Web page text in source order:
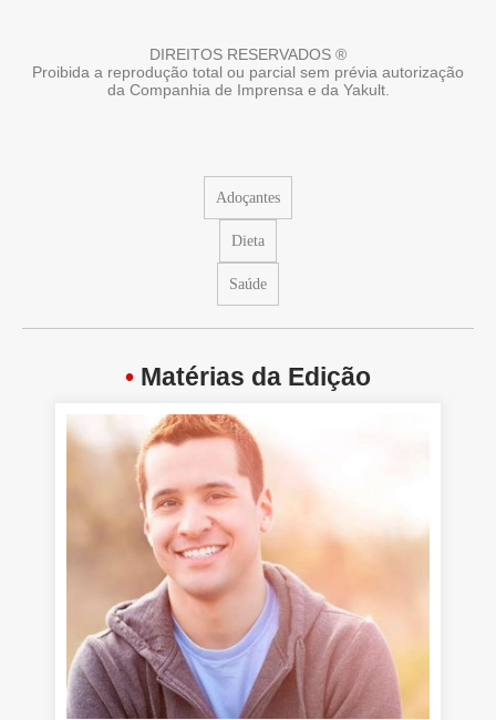
DIREITOS RESERVADOS ®
Proibida a reprodução total ou parcial sem prévia autorização
da Companhia de Imprensa e da Yakult.
Adoçantes
Dieta
Saúde
• Matérias da Edição